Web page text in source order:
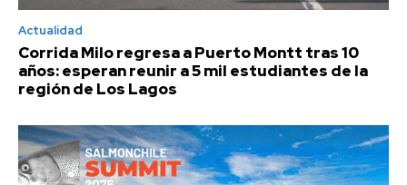
Actualidad
Corrida Milo regresa a Puerto Montt tras 10
años: esperan reunir a 5 mil estudiantes de la
región de Los Lagos